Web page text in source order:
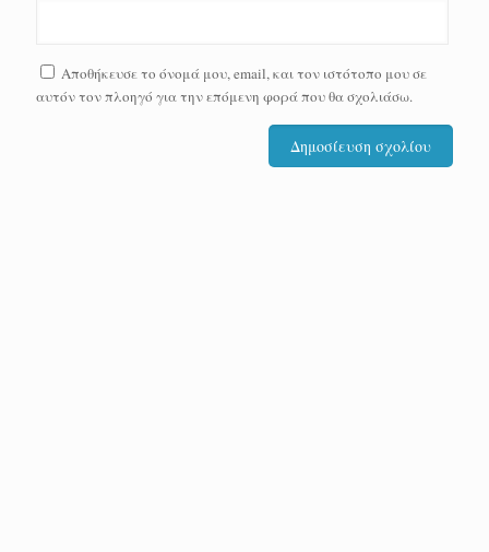
Αποθήκευσε το όνομά μου, email, και τον ιστότοπο μου σε
αυτόν τον πλοηγό για την επόμενη φορά που θα σχολιάσω.